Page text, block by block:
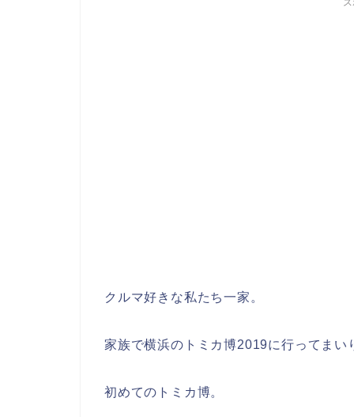
クルマ好きな私たち一家。
家族で横浜のトミカ博2019に行ってまい
初めてのトミカ博。